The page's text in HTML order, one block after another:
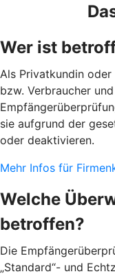
Wer ist
Als Privatkundin
bzw. Verbraucher
sie aufgrund der
oder deaktivieren.
Mehr Infos für
Welche
betroffen?
Die
„Standard“- und